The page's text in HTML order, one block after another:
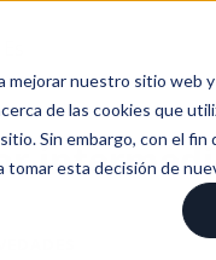
nuestro sitio web
de las cookies que
Sin embargo, con el
tomar esta decisión de